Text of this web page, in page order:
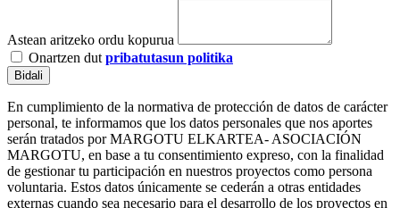
Astean aritzeko ordu kopurua
Onartzen dut pribatutasun politika
Bidali
En cumplimiento de la normativa de protección de datos de carácter
personal, te informamos que los datos personales que nos aportes
serán tratados por MARGOTU ELKARTEA- ASOCIACIÓN
MARGOTU, en base a tu consentimiento expreso, con la finalidad
de gestionar tu participación en nuestros proyectos como persona
voluntaria. Estos datos únicamente se cederán a otras entidades
externas cuando sea necesario para el desarrollo de los proyectos en